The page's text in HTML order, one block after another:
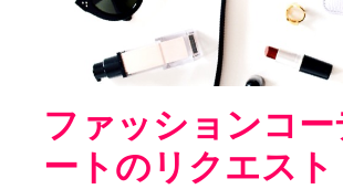
ファッションコ
ートのリクエスト